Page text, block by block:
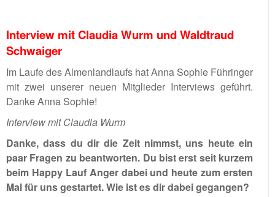
Interview mit Claudia Wurm und Waldtraud
Schwaiger
Im Laufe des Almenlandlaufs hat Anna Sophie Führinger
mit zwei unserer neuen Mitglieder Interviews geführt.
Danke Anna Sophie!
Interview mit Claudia Wurm
Danke, dass du dir die Zeit nimmst, uns heute ein
paar Fragen zu beantworten. Du bist erst seit kurzem
beim Happy Lauf Anger dabei und heute zum ersten
Mal für uns gestartet. Wie ist es dir dabei gegangen?